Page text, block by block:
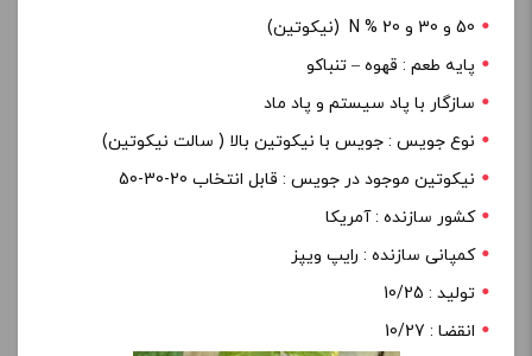
50 و 30 و 20 % N (نیکوتین)
پایه طعم : قهوه – تنباکو
سازگار با پاد سیستم و پاد ماد
نوع جویس : جویس با نیکوتین بالا ( سالت نیکوتین)
نیکوتین موجود در جویس : قابل انتخاب 20-30-50
کشور سازنده : آمریکا
کمپانی سازنده : رایپ ویپز
تولید : 10/25
انقضا : 10/27